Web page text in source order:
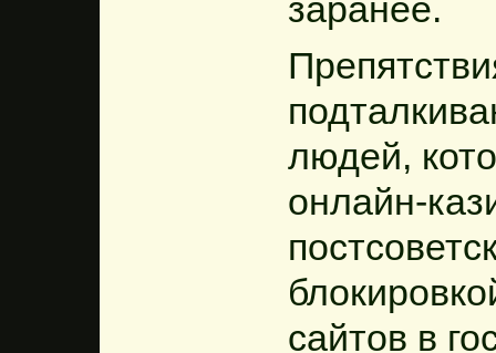
заранее.
людей,
онлайн-
сайтов в